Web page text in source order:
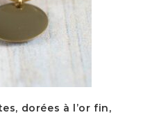
dorées à l’or fin,